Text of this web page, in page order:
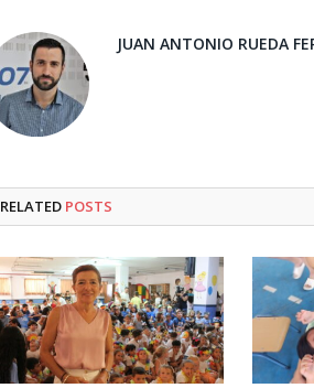
JUAN ANTONIO RUEDA
RELATED POSTS